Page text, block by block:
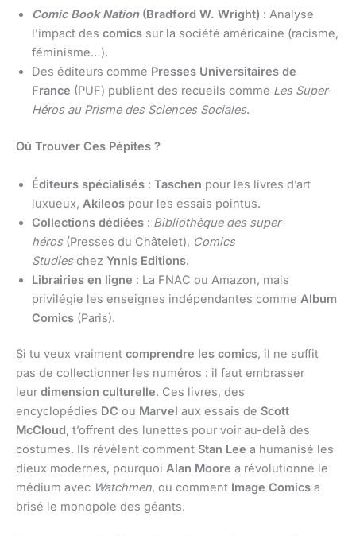
Comic Book Nation(Bradford W. Wright) : Analyse
l’impact des comics sur la société américaine (racisme,
féminisme…).
Des éditeurs comme Presses Universitaires de
France (PUF) publient des recueils comme Les Super-
Héros au Prisme des Sciences Sociales.
Où Trouver Ces Pépites ?
Éditeurs spécialisés : Taschen pour les livres d’art
luxueux, Akileos pour les essais pointus.
Collections dédiées : Bibliothèque des super-
héros(Presses du Châtelet), Comics
Studieschez Ynnis Editions.
Librairies en ligne : La FNAC ou Amazon, mais
privilégie les enseignes indépendantes comme Album
Comics (Paris).
Si tu veux vraiment comprendre les comics, il ne suffit
pas de collectionner les numéros : il faut embrasser
leur dimension culturelle. Ces livres, des
encyclopédies DC ou Marvel aux essais de Scott
McCloud, t’offrent des lunettes pour voir au-delà des
costumes. Ils révèlent comment Stan Lee a humanisé les
dieux modernes, pourquoi Alan Moore a révolutionné le
médium avec Watchmen, ou comment Image Comics a
brisé le monopole des géants.